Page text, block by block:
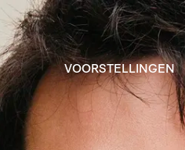
VOORSTELLINGEN